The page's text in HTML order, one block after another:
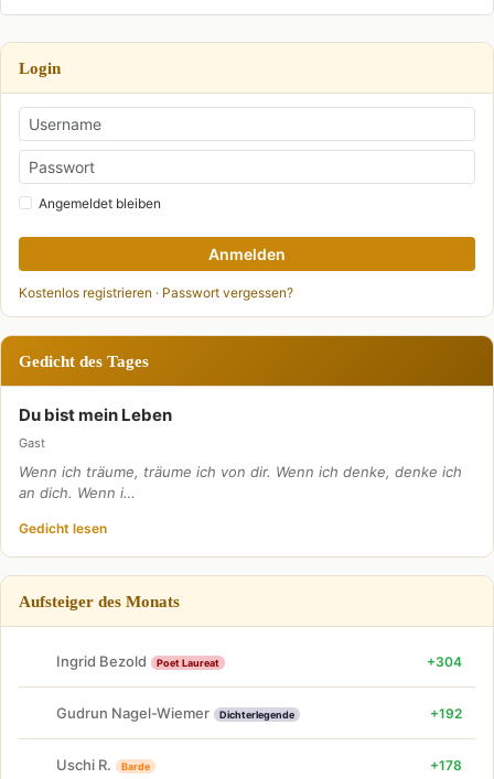
Login
Angemeldet bleiben
Anmelden
Kostenlos registrieren · Passwort vergessen?
Gedicht des Tages
Du bist mein Leben
Gast
Wenn ich träume, träume ich von dir. Wenn ich denke, denke ich
an dich. Wenn i…
Gedicht lesen
Aufsteiger des Monats
Ingrid Bezold Poet Laureat +304
Gudrun Nagel-Wiemer Dichterlegende +192
Uschi R. Barde +178